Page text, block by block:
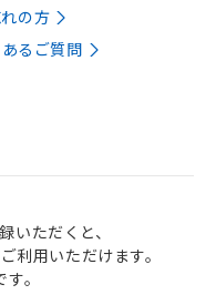
の方
るご質問
いただくと、
利用いただけます。
。